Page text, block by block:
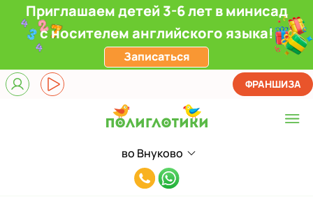
Приглашаем детей 3-6 лет в минисад
с носителем английского языка!
Записаться
во Внуково
Выберите центр
Верхние Лихоборы
8(991)949-
ФРАНШИЗА